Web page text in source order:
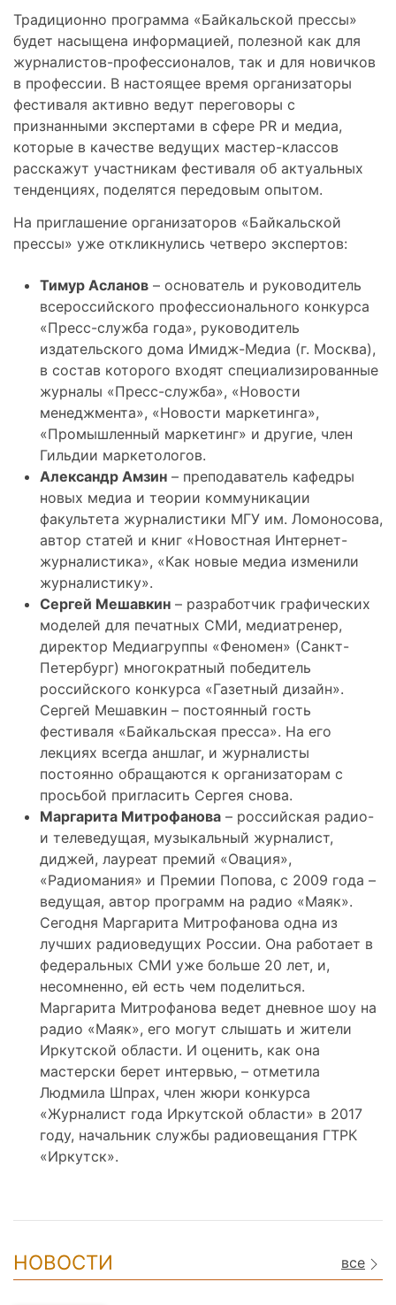
Традиционно программа «Байкальской прессы»
будет насыщена информацией, полезной как для
журналистов-профессионалов, так и для новичков
в профессии. В настоящее время организаторы
фестиваля активно ведут переговоры с
признанными экспертами в сфере PR и медиа,
которые в качестве ведущих мастер-классов
расскажут участникам фестиваля об актуальных
тенденциях, поделятся передовым опытом.
На приглашение организаторов «Байкальской
прессы» уже откликнулись четверо экспертов:
Тимур Асланов – основатель и руководитель
всероссийского профессионального конкурса
«Пресс-служба года», руководитель
издательского дома Имидж-Медиа (г. Москва),
в состав которого входят специализированные
журналы «Пресс-служба», «Новости
менеджмента», «Новости маркетинга»,
«Промышленный маркетинг» и другие, член
Гильдии маркетологов.
Александр Амзин – преподаватель кафедры
новых медиа и теории коммуникации
факультета журналистики МГУ им. Ломоносова,
автор статей и книг «Новостная Интернет-
журналистика», «Как новые медиа изменили
журналистику».
Сергей Мешавкин – разработчик графических
моделей для печатных СМИ, медиатренер,
директор Медиагруппы «Феномен» (Санкт-
Петербург) многократный победитель
российского конкурса «Газетный дизайн».
Сергей Мешавкин – постоянный гость
фестиваля «Байкальская пресса». На его
лекциях всегда аншлаг, и журналисты
постоянно обращаются к организаторам с
просьбой пригласить Сергея снова.
Маргарита Митрофанова – российская радио-
и телеведущая, музыкальный журналист,
диджей, лауреат премий «Овация»,
«Радиомания» и Премии Попова, с 2009 года –
ведущая, автор программ на радио «Маяк».
Сегодня Маргарита Митрофанова одна из
лучших радиоведущих России. Она работает в
федеральных СМИ уже больше 20 лет, и,
несомненно, ей есть чем поделиться.
Маргарита Митрофанова ведет дневное шоу на
радио «Маяк», его могут слышать и жители
Иркутской области. И оценить, как она
мастерски берет интервью, – отметила
Людмила Шпрах, член жюри конкурса
«Журналист года Иркутской области» в 2017
году, начальник службы радиовещания ГТРК
«Иркутск».
все
НОВОСТИ